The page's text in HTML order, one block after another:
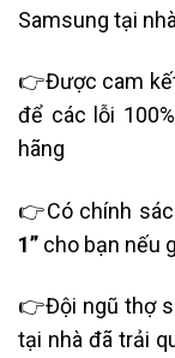
Samsung tại
👉Được cam
để các lỗi
hãng
👉Có chính
1” cho bạn nếu
👉Đội ngũ thợ
tại nhà đã trải